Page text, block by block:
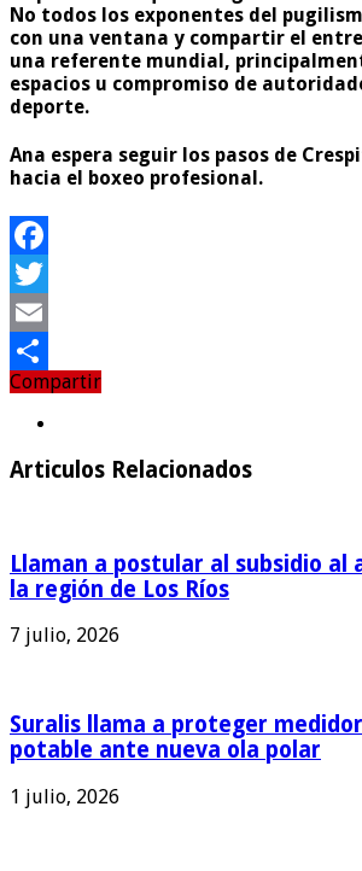
No todos los exponentes del
con una ventana y compartir el
una referente mundial,
espacios u compromiso de
deporte.
Ana espera seguir los pasos de
hacia el boxeo profesional.
Facebook
Twitter
Email
Compartir
Compartir
Articulos Relacionados
Llaman a postular al subsidio al
la región de Los Ríos
7 julio, 2026
Suralis llama a proteger
potable ante nueva ola polar
1 julio, 2026